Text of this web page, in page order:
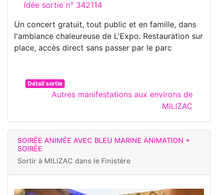
Idée sortie n° 342114
Un concert gratuit, tout public et en famille, dans
l'ambiance chaleureuse de L'Expo. Restauration sur
place, accès direct sans passer par le parc
Détail sortie
Autres manifestations aux environs de
MILIZAC
SOIRÉE ANIMÉE AVEC BLEU MARINE ANIMATION +
SOIRÉE
Sortir à MILIZAC dans le Finistère